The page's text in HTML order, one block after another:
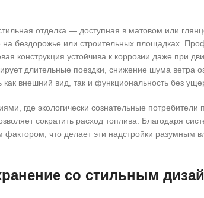
отделка — доступная в матовом или
бездорожье или строительных площадках.
конструкция устойчива к коррозии даже при
длительные поездки, снижение шума ветра
внешний вид, так и функциональность без
где экологически сознательные потребители
сократить расход топлива. Благодаря
что делает эти надстройки разумным
со стильным